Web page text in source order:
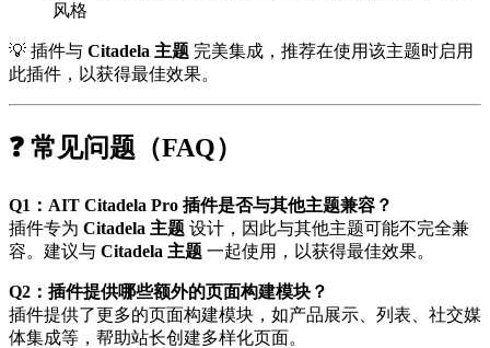
风格
💡 插件与 Citadela 主题 完美集成，推荐在使用该主题时启用
此插件，以获得最佳效果。
❓ 常见问题（FAQ）
Q1：AIT Citadela Pro 插件是否与其他主题兼容？
插件专为 Citadela 主题 设计，因此与其他主题可能不完全兼
容。建议与 Citadela 主题 一起使用，以获得最佳效果。
Q2：插件提供哪些额外的页面构建模块？
插件提供了更多的页面构建模块，如产品展示、列表、社交媒
体集成等，帮助站长创建多样化页面。